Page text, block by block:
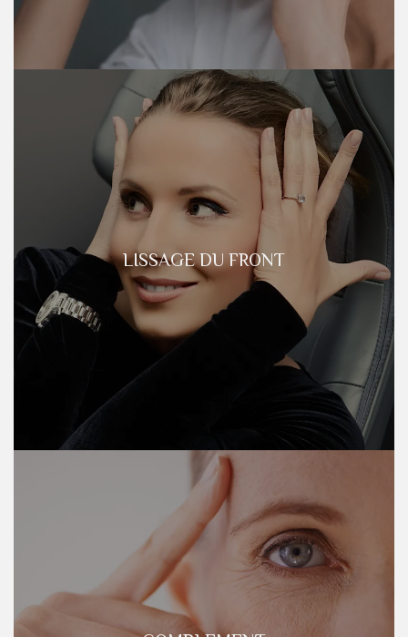
LISSAGE DU FRONT